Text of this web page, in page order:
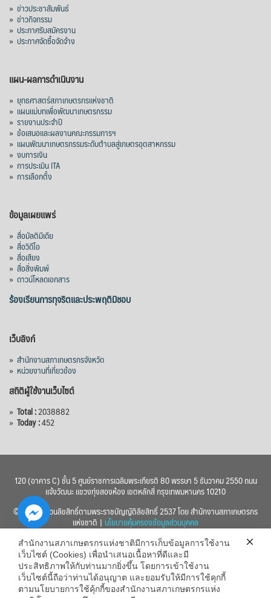
» ข่าวประชาสัมพันธ์
» ข่าวกิจกรรม
» ประกาศรับสมัครงาน
» ประกาศจัดซื้อจัดจ้าง
แผน-ผลการดำเนินงาน
» ยุทธศาสตร์สภาเกษตรกรแห่งชาติ
» แผนแม่บทเพื่อพัฒนาเกษตรกรรม
» รายงานประจำปี
» ข้อเสนอและผลงานคณะกรรมการฯ
» แผนพัฒนาเกษตรกรรมระดับตำบลสู่เกษตรอุตสาหกรรม
» งบการเงิน
» การประเมิน ITA
» การเลือกตั้ง
ข้อมูลเผยแพร่
» สื่อมัลติมีเดีย
» สื่อวิดีโอ
» สื่อเสียง
» สื่อสิ่งพิมพ์
» ดาวน์โหลดเอกสาร
ร้องเรียนการทุจริตและประพฤติมิชอบ
เว็บลิงก์
» สำนักงานสภาเกษตรกรจังหวัด
» หน่วยงานที่เกี่ยวข้อง
สถิติผู้ใช้งานเว็บไซต์
» Total :2038882
» Today :452
120 (อาคาร C) ชั้น 5 ศูนย์ราชการเฉลิมพระเกียรติ 80 พรรษา 5 ธันวาคม 2550 ถนน
แจ้งวัฒนะ แขวงทุ่งสองห้อง เขตหลักสี่ กรุงเทพมหานคร 10210
© 2560 สงวนลิขสิทธิ์ตามพระราชบัญญัติลิขสิทธิ์ 2537 โดย สำนักงานสภาเกษตรกร
แห่งชาติ | นโยบายคุ้มครองข้อมูลส่วนบุคคล
สำนักงานสภาเกษตรกรแห่งชาติมีการเก็บข้อมูลการใช้งาน
เว็บไซต์ (Cookies) เพื่อนำเสนอเนื้อหาที่ดีและมี
ประสิทธิภาพให้กับท่านมากยิ่งขึ้น โดยการเข้าใช้งาน
เว็บไซต์นี้ถือว่าท่านได้อนุญาต และยอมรับให้มีการใช้คุกกี้
ตามนโยบายการใช้คุ้กกี้ของสำนักงานสภาเกษตรกรแห่ง
chaty